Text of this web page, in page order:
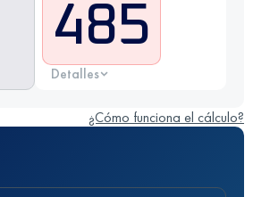
485
Detalles
¿Cómo funciona el cálculo?